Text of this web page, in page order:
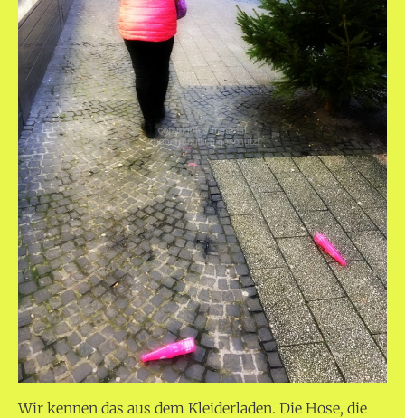
Wir kennen das aus dem Kleiderladen. Die Hose, die